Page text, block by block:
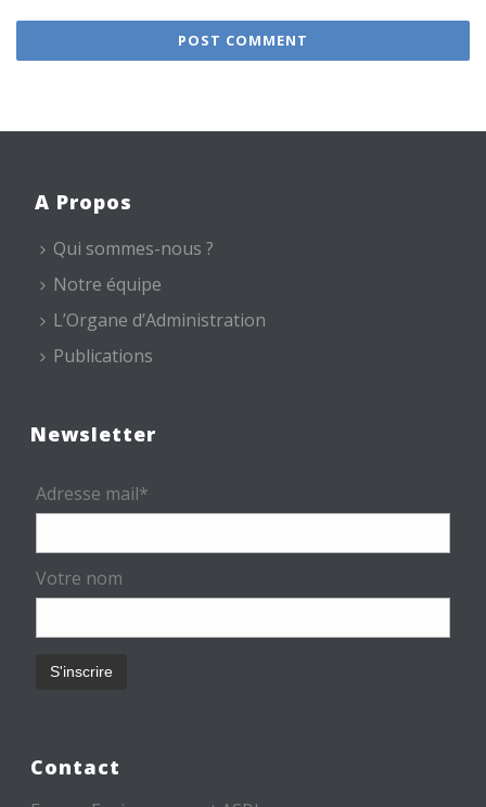
A Propos
Qui sommes-nous ?
Notre équipe
L’Organe d’Administration
Publications
Newsletter
Adresse mail*
Votre nom
Contact